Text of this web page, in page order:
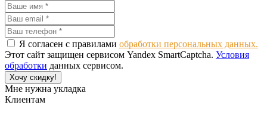
Я согласен с правилами обработки персональных данных.
Этот сайт защищен сервисом Yandex SmartCaptcha. Условия
обработки данных сервисом.
Хочу скидку!
Мне нужна укладка
Клиентам